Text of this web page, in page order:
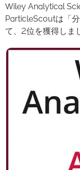
Wiley Analytical
ParticleScoutは「
て、2位を獲得しま